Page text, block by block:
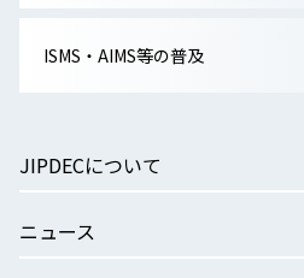
ISMS・AIMS等の普及
JIPDECについて
ニュース